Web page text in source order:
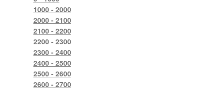
1000 - 2000
2000 - 2100
2100 - 2200
2200 - 2300
2300 - 2400
2400 - 2500
2500 - 2600
2600 - 2700